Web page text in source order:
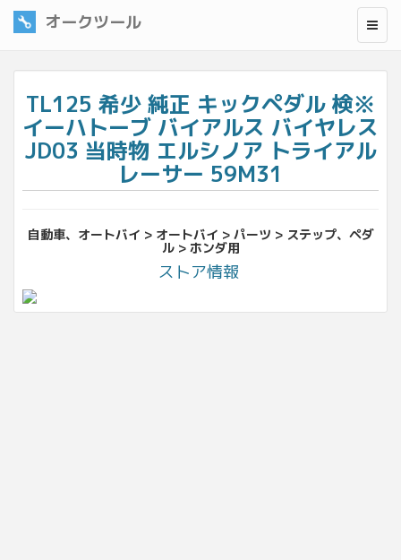
オークツール
TL125 希少 純正 キックペダル 検※
イーハトーブ バイアルス バイヤレス
JD03 当時物 エルシノア トライアル
レーサー 59M31
自動車、オートバイ > オートバイ > パーツ > ステップ、ペダ
ル > ホンダ用
ストア情報